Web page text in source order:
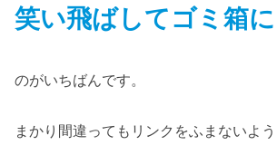
笑い飛ばしてゴミ箱
のがいちばんです。
まかり間違ってもリンクをふまないよ